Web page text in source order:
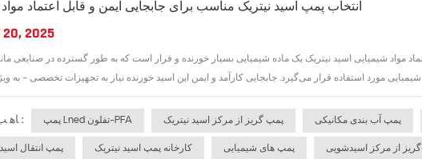
انتخاب پمپ اسید نیتریک مناسب برای جابجایی ایمن و قابل اعتماد
20, 2025
مواد شیمیایی اسید نیتریک یک ماده شیمیایی بسیار خورنده و فرار است که به طور گسترده در صنایعی
ﺎﻫ ﺐﺴﭼﺮﺑ : پمپ Lned تفلون-PFA پمپ گریز از مرکز اسید نیتریک پمپ آب بندی مکانیکی
پمپ انتقال کارخانه پمپ اسید نیتریک پمپ های شیمیایی از مرکز اسیدشویی